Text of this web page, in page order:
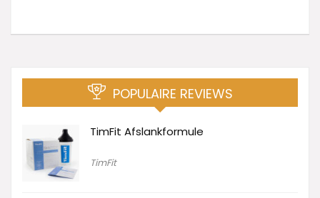
POPULAIRE REVIEWS
TimFit Afslankformule
TimFit